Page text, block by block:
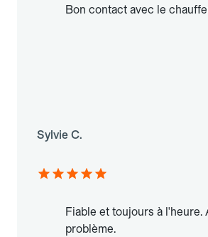
Bon contact avec le
Sylvie C.
Fiable et toujours à l'heure.
problème.